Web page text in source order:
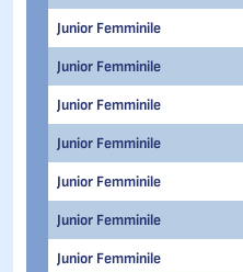
Junior Femminile
Junior Femminile
Junior Femminile
Junior Femminile
Junior Femminile
Junior Femminile
Junior Femminile